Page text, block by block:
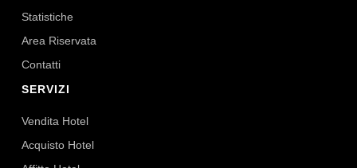
Statistiche
Area Riservata
Contatti
SERVIZI
Vendita Hotel
Acquisto Hotel